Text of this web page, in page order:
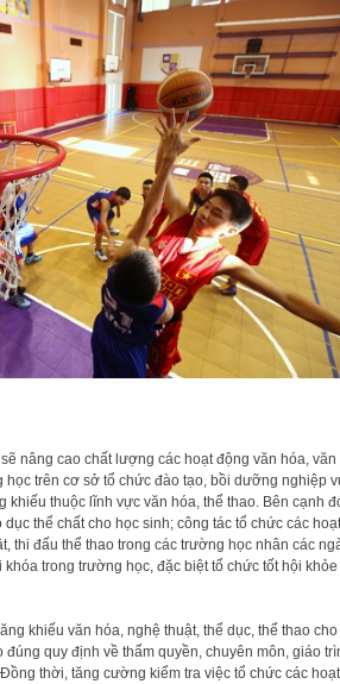
nâng cao chất lượng các hoạt động văn hóa, văn
học trên cơ sở tổ chức đào tạo, bồi dưỡng nghiệp
khiếu thuộc lĩnh vực văn hóa, thể thao. Bên cạnh
thể chất cho học sinh; công tác tổ chức các hoạt
thi đấu thể thao trong các trường học nhân các
trong trường học, đặc biệt tổ chức tốt hội khỏe
khiếu văn hóa, nghệ thuật, thể dục, thể thao
quy định về thẩm quyền, chuyên môn, giáo
thời, tăng cường kiểm tra việc tổ chức các hoạt